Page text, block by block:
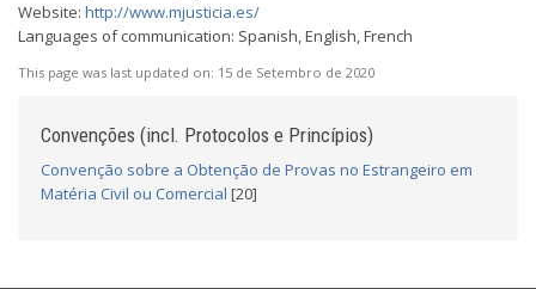
Website: http://www.mjusticia.es/
Languages of communication: Spanish, English, French
This page was last updated on: 15 de Setembro de 2020
Convenções (incl. Protocolos e Princípios)
Convenção sobre a Obtenção de Provas no Estrangeiro em
Matéria Civil ou Comercial [20]